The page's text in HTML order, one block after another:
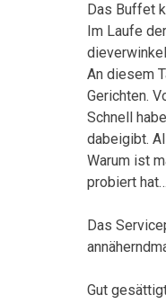
Das Buffet
Im Laufe
An diesem
Gerichten.
Schnell
dabeigibt.
Warum ist
probiert hat…
Das
Gut